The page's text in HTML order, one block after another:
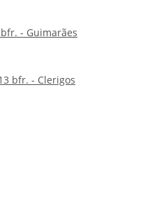
- Guimarães